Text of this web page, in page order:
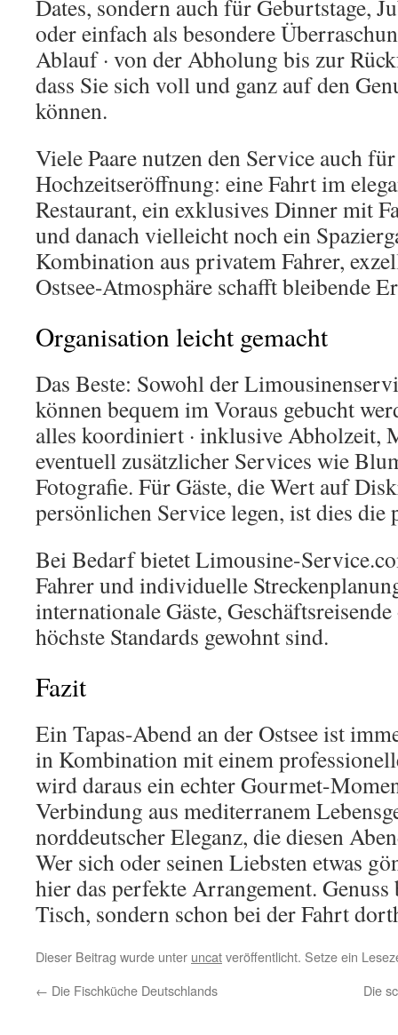
Dates, sondern auch für Geburtstage,
oder einfach als besondere
Ablauf · von der Abholung bis zur
dass Sie sich voll und ganz auf den
können.
Viele Paare nutzen den Service auch
Hochzeitseröffnung: eine Fahrt im
Restaurant, ein exklusives Dinner mit
und danach vielleicht noch ein
Kombination aus privatem Fahrer,
Ostsee-Atmosphäre schafft bleibende
Organisation leicht gemacht
Das Beste: Sowohl der
können bequem im Voraus gebucht
alles koordiniert · inklusive Abholzeit,
eventuell zusätzlicher Services wie
Fotografie. Für Gäste, die Wert auf
persönlichen Service legen, ist dies die
Bei Bedarf bietet Limousine-
Fahrer und individuelle
internationale Gäste,
höchste Standards gewohnt sind.
Fazit
Ein Tapas-Abend an der Ostsee ist
in Kombination mit einem
wird daraus ein echter Gourmet-
Verbindung aus mediterranem
norddeutscher Eleganz, die diesen
Wer sich oder seinen Liebsten etwas
hier das perfekte Arrangement.
Tisch, sondern schon bei der Fahrt
Dieser Beitrag wurde unter uncatveröffentlicht. Setze ein
← Die Fischküche Deutschlands Die